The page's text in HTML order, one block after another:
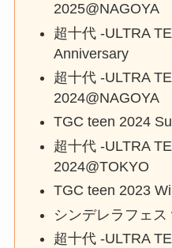
2025@NAGOYA
超十代 -ULTRA
Anniversary
超十代 -ULTRA
2024@NAGOYA
TGC teen 2024
超十代 -ULTRA
2024@TOKYO
TGC teen 2023
シンデレラフェス
超十代 -ULTRA